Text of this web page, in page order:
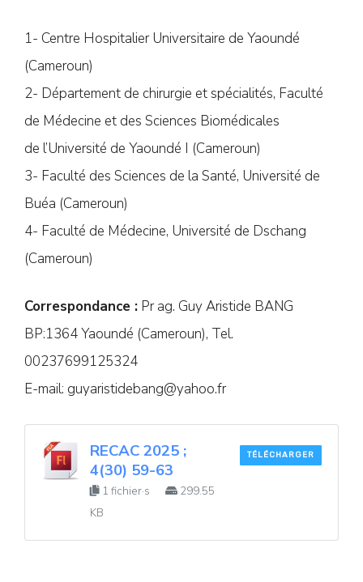
1- Centre Hospitalier Universitaire de Yaoundé
(Cameroun)
2- Département de chirurgie et spécialités, Faculté
de Médecine et des Sciences Biomédicales
de l’Université de Yaoundé I (Cameroun)
3- Faculté des Sciences de la Santé, Université de
Buéa (Cameroun)
4- Faculté de Médecine, Université de Dschang
(Cameroun)
Correspondance : Pr ag. Guy Aristide BANG
BP:1364 Yaoundé (Cameroun), Tel.
00237699125324
E-mail: guyaristidebang@yahoo.fr
RECAC 2025 ;
4(30) 59-63
1 fichier·s
299.55
KB
TÉLÉCHARGER